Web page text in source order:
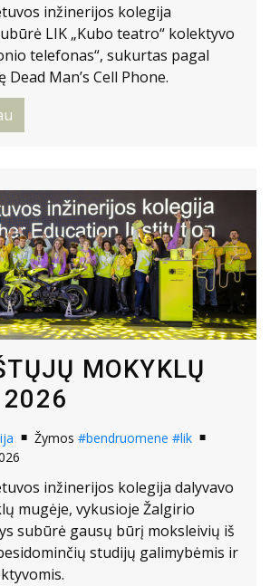
inžinerijos kolegija
LIK „Kubo teatro“ kolektyvo
telefonas“, sukurtas pagal
Dead Man’s Cell Phone.
MOKYKLŲ
2026
Žymos #bendruomene #lik
inžinerijos kolegija dalyvavo
mugėje, vykusioje Žalgirio
subūrė gausų būrį moksleivių iš
studijų galimybėmis ir